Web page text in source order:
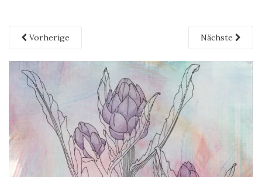
Vorherige Nächste